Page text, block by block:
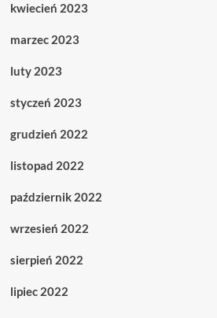
kwiecień 2023
marzec 2023
luty 2023
styczeń 2023
grudzień 2022
listopad 2022
październik 2022
wrzesień 2022
sierpień 2022
lipiec 2022